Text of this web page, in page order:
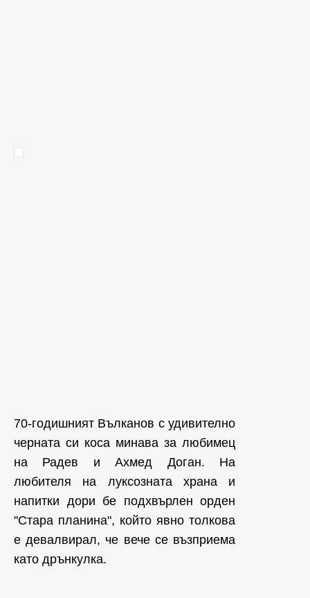
70-годишният Вълканов с удивително
черната си коса минава за любимец
на Радев и Ахмед Доган. На
любителя на луксозната храна и
напитки дори бе подхвърлен орден
"Стара планина", който явно толкова
е девалвирал, че вече се възприема
като дрънкулка.